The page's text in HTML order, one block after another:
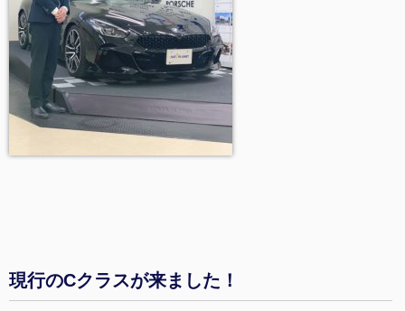
現行のCクラスが来ました！